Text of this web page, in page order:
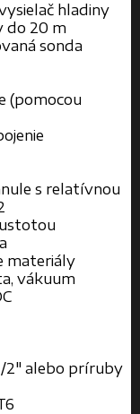
hladiny
do 20 m
sonda
(pomocou
s relatívnou
materiály
vákuum
2" alebo príruby